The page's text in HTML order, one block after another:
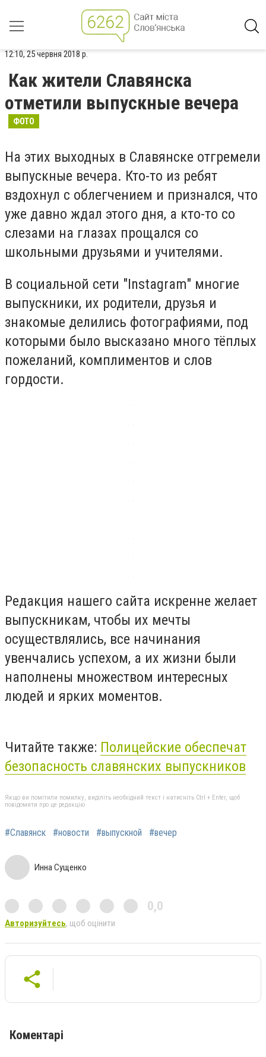
12:10, 25 червня 2018 р.
Как жители Славянска
отметили выпускные вечера
ФОТО
На этих выходных в Славянске отгремели
выпускные вечера. Кто-то из ребят
вздохнул с облегчением и признался, что
уже давно ждал этого дня, а кто-то со
слезами на глазах прощался со
школьными друзьями и учителями.
В социальной сети "Instagram" многие
выпускники, их родители, друзья и
знакомые делились фотографиями, под
которыми было высказано много тёплых
пожеланий, комплиментов и слов
гордости.
Редакция нашего сайта искренне желает
выпускникам, чтобы их мечты
осуществлялись, все начинания
увенчались успехом, а их жизни были
наполнены множеством интересных
людей и ярких моментов.
Читайте также: Полицейские обеспечат
безопасность славянских выпускников
Якщо ви помітили помилку, виділіть необхідний текст і натисніть Ctrl + Enter, щоб
повідомити про це редакцію
#Славянск #новости #выпускной #вечер
Инна Сущенко
0,0
Авторизуйтесь, щоб оцінити
Коментарі